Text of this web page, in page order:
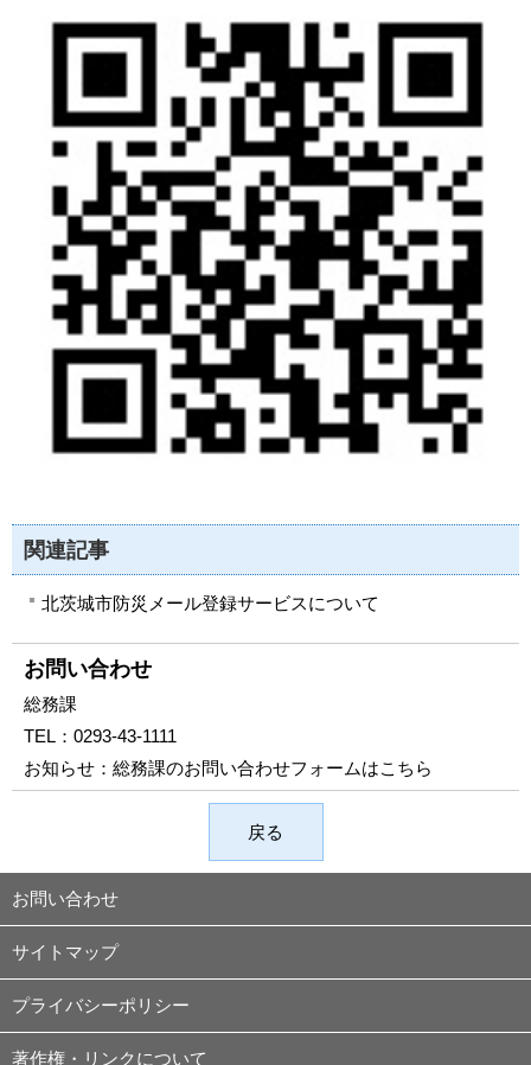
関連記事
北茨城市防災メール登録サービスについて
お問い合わせ
総務課
TEL： 0293-43-1111
お知らせ： 総務課のお問い合わせフォームはこちら
戻る
お問い合わせ
サイトマップ
プライバシーポリシー
著作権・リンクについて